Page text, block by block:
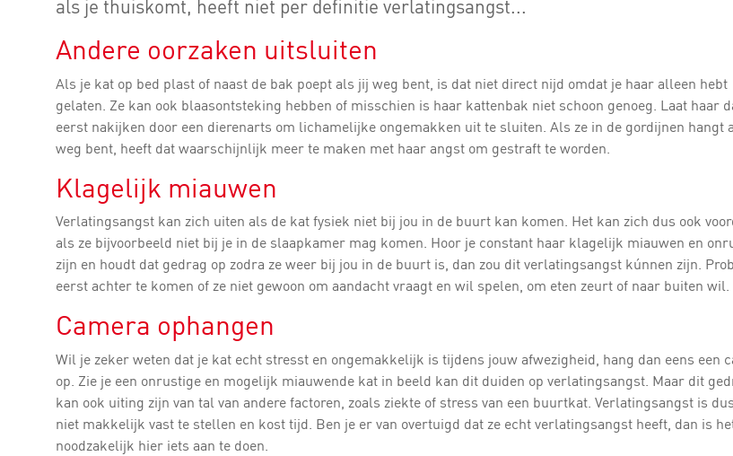
als je thuiskomt, heeft niet per definitie verlatingsangst...
Andere oorzaken uitsluiten
Als je kat op bed plast of naast de bak poept als jij weg bent, is dat niet direct nijd omdat je haar alleen hebt
gelaten. Ze kan ook blaasontsteking hebben of misschien is haar kattenbak niet schoon genoeg. Laat haar
eerst nakijken door een dierenarts om lichamelijke ongemakken uit te sluiten. Als ze in de gordijnen hangt
weg bent, heeft dat waarschijnlijk meer te maken met haar angst om gestraft te worden.
Klagelijk miauwen
Verlatingsangst kan zich uiten als de kat fysiek niet bij jou in de buurt kan komen. Het kan zich dus ook
als ze bijvoorbeeld niet bij je in de slaapkamer mag komen. Hoor je constant haar klagelijk miauwen en
zijn en houdt dat gedrag op zodra ze weer bij jou in de buurt is, dan zou dit verlatingsangst kúnnen zijn.
eerst achter te komen of ze niet gewoon om aandacht vraagt en wil spelen, om eten zeurt of naar buiten wil.
Camera ophangen
Wil je zeker weten dat je kat echt stresst en ongemakkelijk is tijdens jouw afwezigheid, hang dan eens een
op. Zie je een onrustige en mogelijk miauwende kat in beeld kan dit duiden op verlatingsangst. Maar dit
kan ook uiting zijn van tal van andere factoren, zoals ziekte of stress van een buurtkat. Verlatingsangst is
niet makkelijk vast te stellen en kost tijd. Ben je er van overtuigd dat ze echt verlatingsangst heeft, dan is
noodzakelijk hier iets aan te doen.